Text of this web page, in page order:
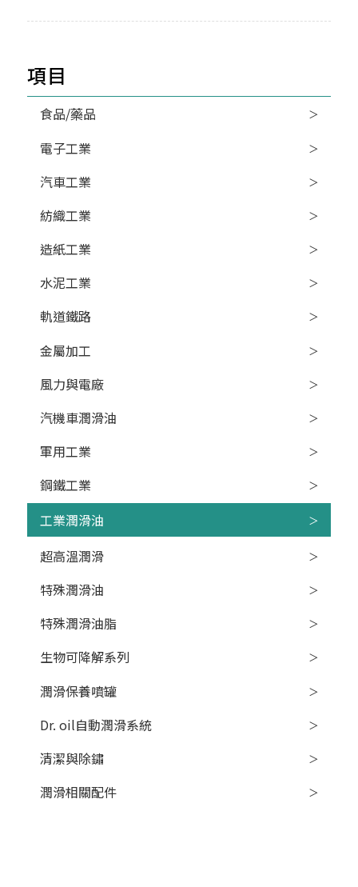
項目
食品/藥品
電子工業
汽車工業
紡織工業
造紙工業
水泥工業
軌道鐵路
金屬加工
風力與電廠
汽機車潤滑油
軍用工業
鋼鐵工業
工業潤滑油
超高溫潤滑
特殊潤滑油
特殊潤滑油脂
生物可降解系列
潤滑保養噴罐
Dr. oil自動潤滑系統
清潔與除鏽
潤滑相關配件